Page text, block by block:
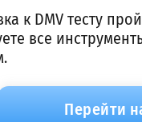
к DMV тесту
все
Перейти